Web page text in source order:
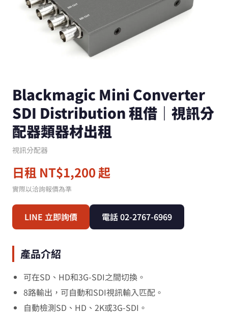
Blackmagic Mini Converter
SDI Distribution 租借｜視訊分
配器類器材出租
視訊分配器
日租 NT$1,200 起
實際以洽詢報價為準
LINE 立即詢價 電話 02-2767-6969
產品介紹
可在SD、HD和3G-SDI之間切換。
8路輸出，可自動和SDI視訊輸入匹配。
自動檢測SD、HD、2K或3G-SDI。